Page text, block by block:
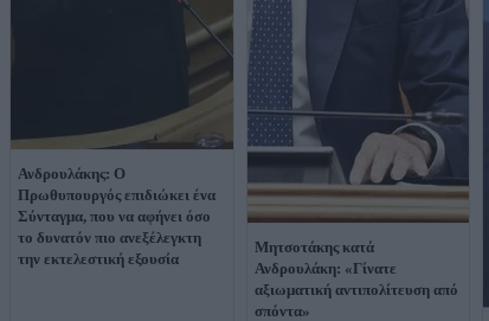
Ανδρουλάκης: Ο
Πρωθυπουργός επιδιώκει ένα
Σύνταγμα, που να αφήνει όσο
το δυνατόν πιο ανεξέλεγκτη
την εκτελεστική εξουσία
Μητσοτάκης κατά
Ανδρουλάκη: «Γίνατε
αξιωματική αντιπολίτευση από
σπόντα»